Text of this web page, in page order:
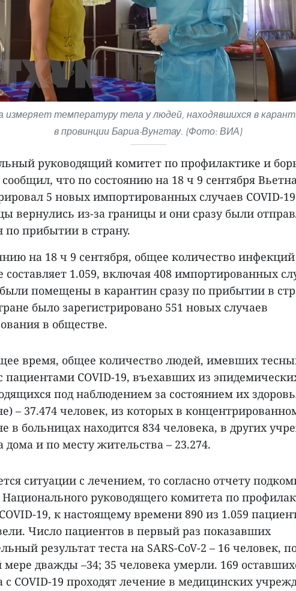
измеряет температуру тела у людей, находявшихся в
в провинции Бариа-Вунгтау. (Фото: ВИА)
руководящий комитет по профилактике и
сообщил, что по состоянию на 18 ч 9 сентября
5 новых импортированных случаев COVID-
вернулись из-за границы и они сразу были
по прибытии в страну.
на 18 ч 9 сентября, общее количество
составляет 1.059, включая 408 импортированных
помещены в карантин сразу по прибытии в
было зарегистрировано 551 новых случаев
в обществе.
время, общее количество людей, имевших
пациентами COVID-19, въехавших из
под наблюдением за состоянием их
– 37.474 человек, из которых в
в больницах находится 834 человека, в других
дома и по месту жительства – 23.274.
ситуации с лечением, то согласно отчету
руководящего комитета по
19, к настоящему времени 890 из 1.059
Число пациентов в первый раз показавших
результат теста на SARS-CoV-2 – 16 человек,
дважды –34; 35 человека умерли. 169
с COVID-19 проходят лечение в медицинских